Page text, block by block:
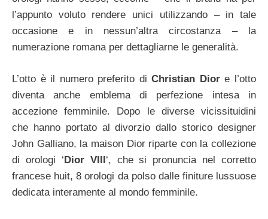
l’appunto voluto rendere unici utilizzando – in tale
occasione e in nessun’altra circostanza – la
numerazione romana per dettagliarne le generalità.
L’otto è il numero preferito diChristian Diore l’otto
diventa anche emblema di perfezione intesa in
accezione femminile. Dopo le diverse vicissituidini
che hanno portato al divorzio dallo storico designer
John Galliano, la maison Dior riparte con la collezione
di orologi ‘Dior VIII‘, che si pronuncia nel corretto
francese huit, 8 orologi da polso dalle finiture lussuose
dedicata interamente al mondo femminile.